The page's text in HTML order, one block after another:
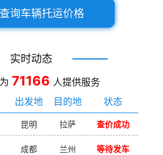
询车辆托运价格
实时动态
71166 人提供服务
出发地 目的地 状态
昆明 拉萨 查价成功
成都 兰州 等待发车